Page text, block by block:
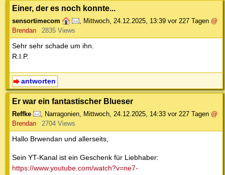
Einer, der es noch konnte...
sensortimecom , Mittwoch, 24.12.2025, 13:39 vor 227 Tagen @
Brendan
2835 Views
Sehr sehr schade um ihn.
R.I.P.
antworten
Er war ein fantastischer Blueser
Reffke , Narragonien, Mittwoch, 24.12.2025, 14:33 vor 227 Tagen @
Brendan
2704 Views
Hallo Brwendan und allerseits,
Sein YT-Kanal ist ein Geschenk für Liebhaber:
https://www.youtube.com/watch?v=ne7-